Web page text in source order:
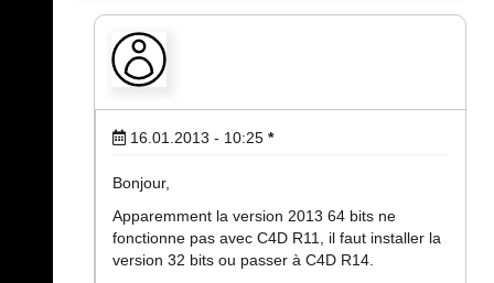
16.01.2013 - 10:25 *
Bonjour,
Apparemment la version 2013 64 bits ne
fonctionne pas avec C4D R11, il faut installer la
version 32 bits ou passer à C4D R14.